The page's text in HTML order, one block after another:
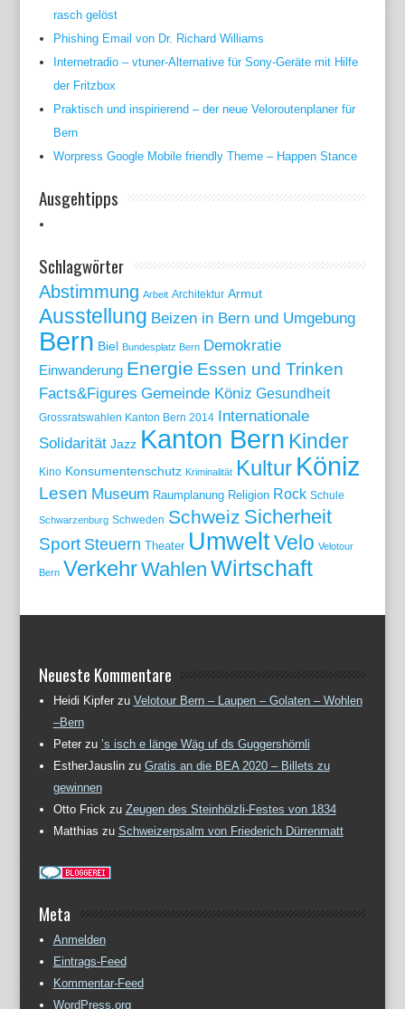
rasch gelöst
Phishing Email von Dr. Richard Williams
Internetradio – vtuner-Alternative für Sony-Geräte mit Hilfe
der Fritzbox
Praktisch und inspirierend – der neue Veloroutenplaner für
Bern
Worpress Google Mobile friendly Theme – Happen Stance
Ausgehtipps
Schlagwörter
Abstimmung Arbeit Architektur Armut
Ausstellung Beizen in Bern und Umgebung
Bern Biel Bundesplatz Bern Demokratie
Einwanderung Energie Essen und Trinken
Facts&Figures Gemeinde Köniz Gesundheit
Grossratswahlen Kanton Bern 2014
Internationale
Solidarität Jazz Kanton Bern Kinder
Kino Konsumentenschutz Kriminalität Kultur Köniz
Lesen Museum Raumplanung Religion Rock Schule
Schwarzenburg Schweden Schweiz Sicherheit
Sport Steuern Theater UmweltVelo Velotour
Bern VerkehrWahlen Wirtschaft
Neueste Kommentare
Heidi Kipferzu Velotour Bern – Laupen – Golaten – Wohlen
–Bern
Peterzu ’s isch e länge Wäg uf ds Guggershörnli
EstherJauslinzu Gratis an die BEA 2020 – Billets zu
gewinnen
Otto Frickzu Zeugen des Steinhölzli-Festes von 1834
Matthias zu Schweizerpsalm von Friederich Dürrenmatt
Meta
Anmelden
Eintrags-Feed
Kommentar-Feed
WordPress.org